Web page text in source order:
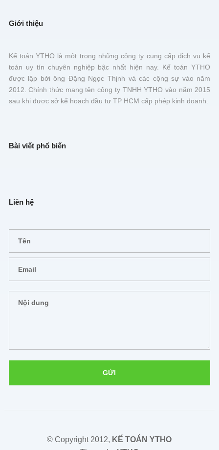
Giới thiệu
Kế toán YTHO là một trong những công ty cung cấp dịch vụ kế
toán uy tín chuyên nghiệp bậc nhất hiện nay. Kế toán YTHO
được lập bởi ông Đặng Ngọc Thịnh và các cộng sự vào năm
2012. Chính thức mang tên công ty TNHH YTHO vào năm 2015
sau khi được sở kế hoạch đầu tư TP HCM cấp phép kinh doanh.
Bài viết phổ biến
Liên hệ
© Copyright 2012, KẾ TOÁN YTHO